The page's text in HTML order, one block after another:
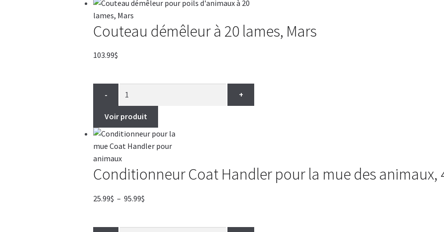
Couteau démêleur à 20 lames, Mars
103.99$
- +
Voir produit
Conditionneur Coat Handler pour la mue des animaux,
25.99$ – 95.99$